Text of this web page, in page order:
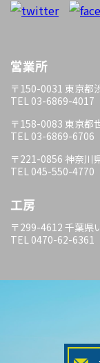
営業所
〒150-0031 東京都
TEL 03-6869-4017
〒158-0083 東京都
TEL 03-6869-6706
〒221-0856 神奈川
TEL 045-550-4770
工房
〒299-4612 千葉県
TEL 0470-62-6361